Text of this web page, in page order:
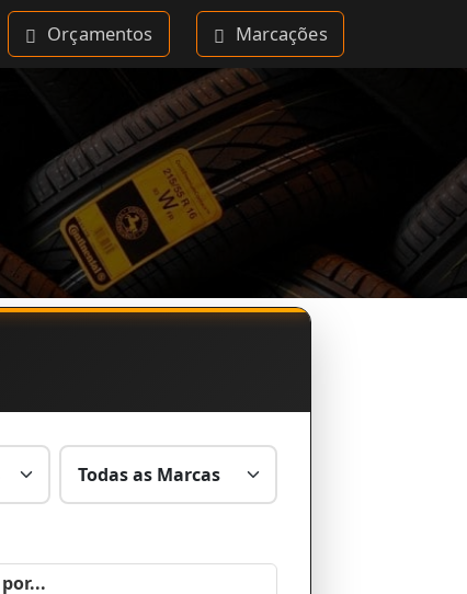
Orçamentos Marcações